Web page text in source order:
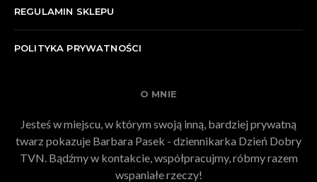
REGULAMIN SKLEPU
POLITYKA PRYWATNOŚCI
O MNIE
Jesteś w miejscu, w którym swoją inną, bardziej prywatną
twarz pokazuje Barbara Pasek - dziennikarka Dzień Dobry
TVN. Bądźmy w kontakcie, współpracujmy, róbmy razem
wspaniałe rzeczy!